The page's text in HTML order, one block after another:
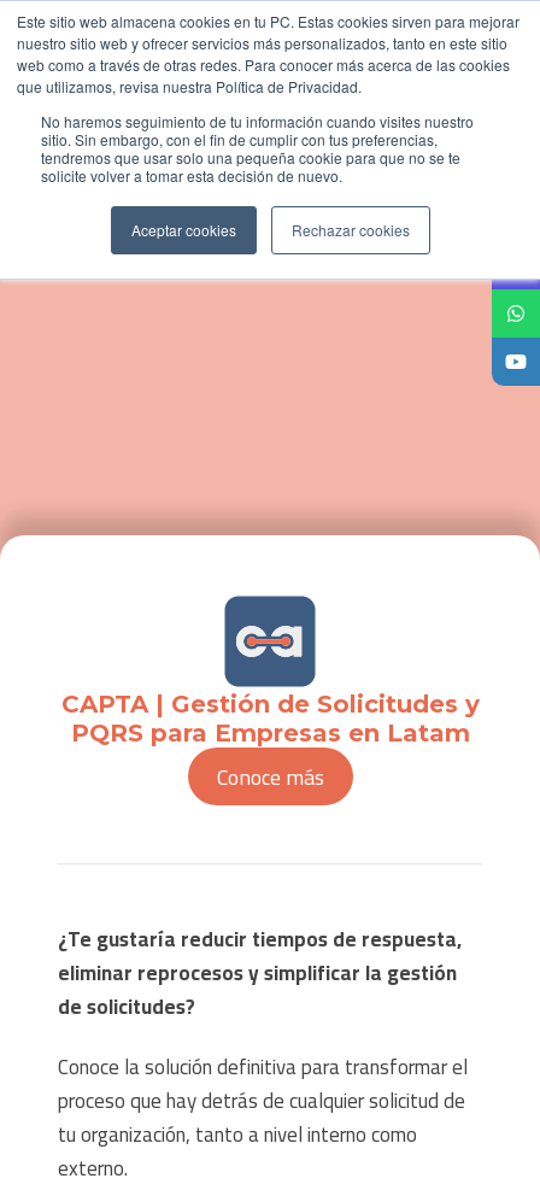
Este sitio web almacena cookies en tu PC. Estas cookies sirven para mejorar
nuestro sitio web y ofrecer servicios más personalizados, tanto en este sitio
web como a través de otras redes. Para conocer más acerca de las cookies
que utilizamos, revisa nuestra Política de Privacidad.
No haremos seguimiento de tu información cuando visites nuestro
sitio. Sin embargo, con el fin de cumplir con tus preferencias,
tendremos que usar solo una pequeña cookie para que no se te
solicite volver a tomar esta decisión de nuevo.
Aceptar cookies Rechazar cookies
CAPTA | Gestión de Solicitudes y
PQRS para Empresas en Latam
Conoce más
¿Te gustaría reducir tiempos de respuesta,
eliminar reprocesos y simplificar la gestión
de solicitudes?
Conoce la solución definitiva para transformar el
proceso que hay detrás de cualquier solicitud de
tu organización, tanto a nivel interno como
externo.